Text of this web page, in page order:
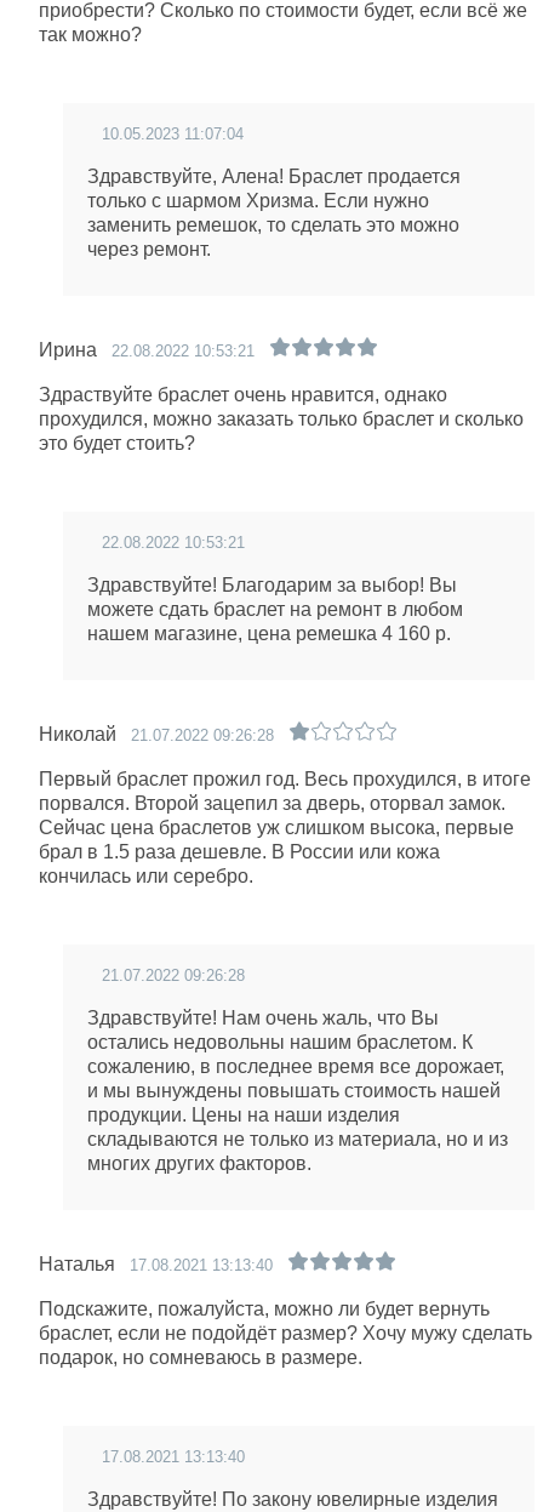
приобрести? Сколько по стоимости будет, если всё же
так можно?
10.05.2023 11:07:04
Здравствуйте, Алена! Браслет продается
только с шармом Хризма. Если нужно
заменить ремешок, то сделать это можно
через ремонт.
Ирина 22.08.2022 10:53:21
Здраствуйте браслет очень нравится, однако
прохудился, можно заказать только браслет и сколько
это будет стоить?
22.08.2022 10:53:21
Здравствуйте! Благодарим за выбор! Вы
можете сдать браслет на ремонт в любом
нашем магазине, цена ремешка 4 160 р.
Николай 21.07.2022 09:26:28
Первый браслет прожил год. Весь прохудился, в итоге
порвался. Второй зацепил за дверь, оторвал замок.
Сейчас цена браслетов уж слишком высока, первые
брал в 1.5 раза дешевле. В России или кожа
кончилась или серебро.
21.07.2022 09:26:28
Здравствуйте! Нам очень жаль, что Вы
остались недовольны нашим браслетом. К
сожалению, в последнее время все дорожает,
и мы вынуждены повышать стоимость нашей
продукции. Цены на наши изделия
складываются не только из материала, но и из
многих других факторов.
Наталья 17.08.2021 13:13:40
Подскажите, пожалуйста, можно ли будет вернуть
браслет, если не подойдёт размер? Хочу мужу сделать
подарок, но сомневаюсь в размере.
17.08.2021 13:13:40
Здравствуйте! По закону ювелирные изделия